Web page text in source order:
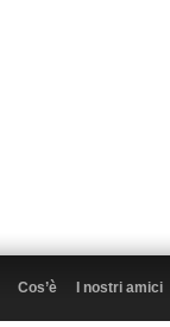
Cos’è I nostri amici